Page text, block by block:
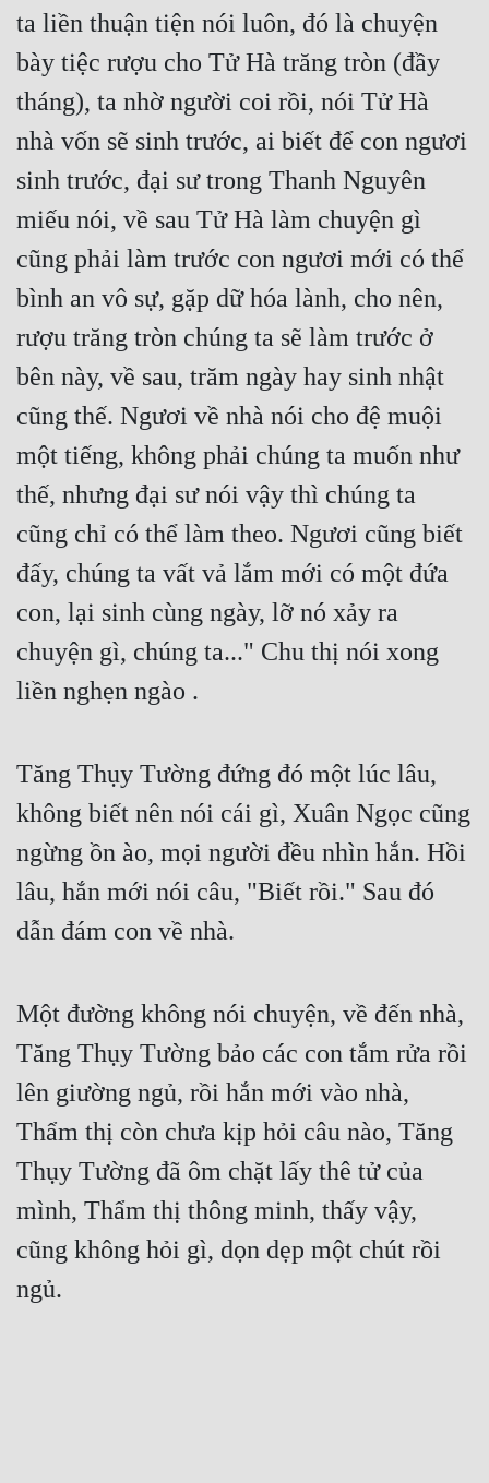
ta liền thuận tiện nói luôn, đó là chuyện
bày tiệc rượu cho Tử Hà trăng tròn (đầy
tháng), ta nhờ người coi rồi, nói Tử Hà
nhà vốn sẽ sinh trước, ai biết để con ngươi
sinh trước, đại sư trong Thanh Nguyên
miếu nói, về sau Tử Hà làm chuyện gì
cũng phải làm trước con ngươi mới có thể
bình an vô sự, gặp dữ hóa lành, cho nên,
rượu trăng tròn chúng ta sẽ làm trước ở
bên này, về sau, trăm ngày hay sinh nhật
cũng thế. Ngươi về nhà nói cho đệ muội
một tiếng, không phải chúng ta muốn như
thế, nhưng đại sư nói vậy thì chúng ta
cũng chỉ có thể làm theo. Ngươi cũng biết
đấy, chúng ta vất vả lắm mới có một đứa
con, lại sinh cùng ngày, lỡ nó xảy ra
chuyện gì, chúng ta..." Chu thị nói xong
liền nghẹn ngào .
Tăng Thụy Tường đứng đó một lúc lâu,
không biết nên nói cái gì, Xuân Ngọc cũng
ngừng ồn ào, mọi người đều nhìn hắn. Hồi
lâu, hắn mới nói câu, "Biết rồi." Sau đó
dẫn đám con về nhà.
Một đường không nói chuyện, về đến nhà,
Tăng Thụy Tường bảo các con tắm rửa rồi
lên giường ngủ, rồi hắn mới vào nhà,
Thẩm thị còn chưa kịp hỏi câu nào, Tăng
Thụy Tường đã ôm chặt lấy thê tử của
mình, Thẩm thị thông minh, thấy vậy,
cũng không hỏi gì, dọn dẹp một chút rồi
ngủ.